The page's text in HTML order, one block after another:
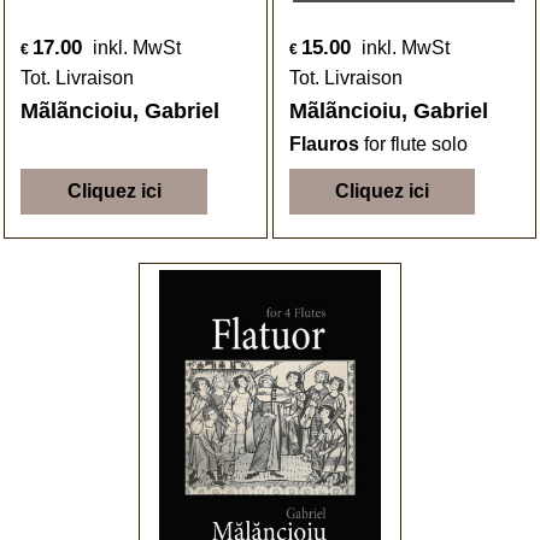
€ 17.00 inkl. MwSt
Tot. Livraison
Mãlãncioiu, Gabriel
Cliquez ici
€ 15.00 inkl. MwSt
Tot. Livraison
Mãlãncioiu, Gabriel
Flauros for flute solo
Cliquez ici